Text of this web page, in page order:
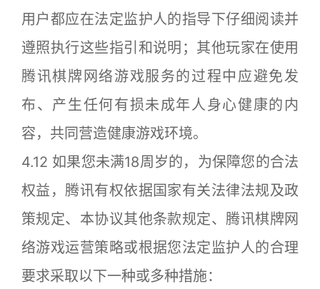
用户都应在法定监护人的指导下仔细阅读并
遵照执行这些指引和说明；其他玩家在使用
腾讯棋牌网络游戏服务的过程中应避免发
布、产生任何有损未成年人身心健康的内
容，共同营造健康游戏环境。
4.12 如果您未满18周岁的，为保障您的合法
权益，腾讯有权依据国家有关法律法规及政
策规定、本协议其他条款规定、腾讯棋牌网
络游戏运营策略或根据您法定监护人的合理
要求采取以下一种或多种措施：